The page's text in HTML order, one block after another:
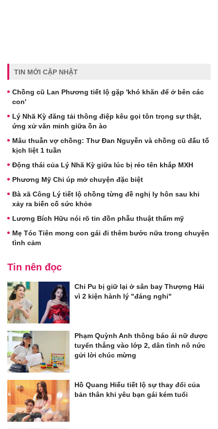
TIN MỚI CẬP NHẬT
Chồng cũ Lan Phương tiết lộ gặp 'khó khăn để ở bên các
con'
Lý Nhã Kỳ đăng tải thông điệp kêu gọi tôn trọng sự thật,
ứng xử văn minh giữa ồn ào
Mâu thuẫn vợ chồng: Thư Đan Nguyễn và chồng cũ đấu tố
kịch liệt 1 tuần
Động thái của Lý Nhã Kỳ giữa lúc bị réo tên khắp MXH
Phương Mỹ Chi úp mở chuyện đặc biệt
Bà xã Công Lý tiết lộ chồng từng đề nghị ly hôn sau khi
xảy ra biến cố sức khỏe
Lương Bích Hữu nói rõ tin đồn phẫu thuật thẩm mỹ
Mẹ Tóc Tiên mong con gái đi thêm bước nữa trong chuyện
tình cảm
Tin nên đọc
Chi Pu bị giữ lại ở sân bay Thượng Hải
vì 2 kiện hành lý "đáng nghi"
Phạm Quỳnh Anh thông báo ái nữ được
tuyển thẳng vào lớp 2, dân tình nô nức
gửi lời chúc mừng
Hồ Quang Hiếu tiết lộ sự thay đổi của
bản thân khi yêu bạn gái kém tuổi